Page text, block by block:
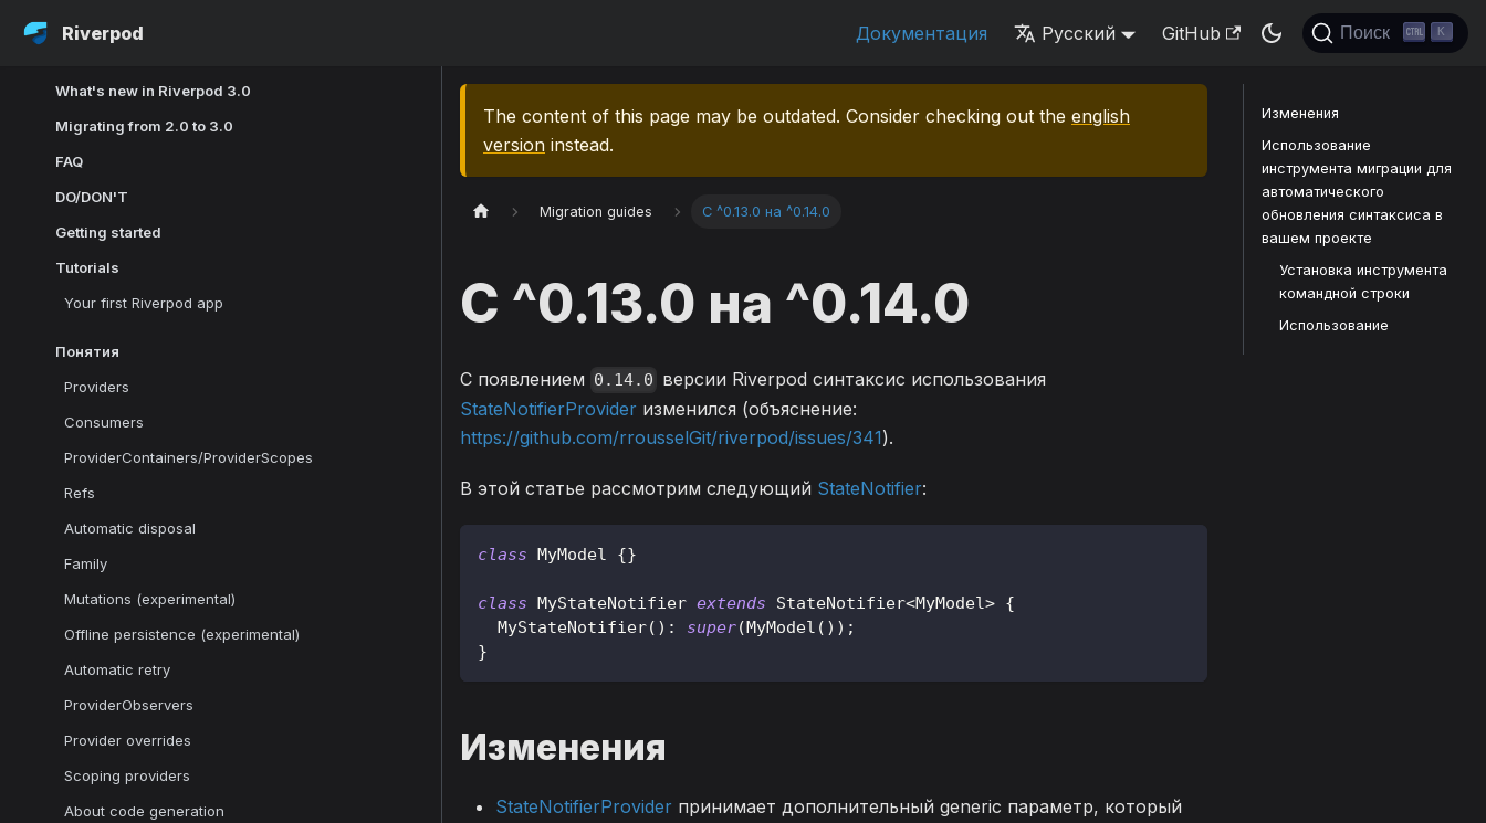
Riverpod Документация Русский GitHub Поиск K
What's new in Riverpod 3.0
Migrating from 2.0 to 3.0
FAQ
DO/DON'T
Getting started
Tutorials
Your first Riverpod app
Понятия
Providers
Consumers
ProviderContainers/ProviderScopes
Refs
Automatic disposal
Family
Mutations (experimental)
Offline persistence (experimental)
Automatic retry
ProviderObservers
Provider overrides
Scoping providers
About code generation
The content of this page may be outdated. Consider checking out the english
version instead.
Migration guides С ^0.13.0 на ^0.14.0
С ^0.13.0 на ^0.14.0
С появлением 0.14.0 версии Riverpod синтаксис использования
StateNotifierProvider изменился (объяснение:
https://github.com/rrousselGit/riverpod/issues/341).
В этой статье рассмотрим следующий StateNotifier:
class MyModel {}
class MyStateNotifier extends StateNotifier<MyModel> {
MyStateNotifier( ) : super(MyModel ( ) ) ;
}
Изменения
StateNotifierProvider принимает дополнительный generic параметр, который
Изменения
Использование
инструмента миграции для
автоматического
обновления синтаксиса в
вашем проекте
Установка инструмента
командной строки
Использование